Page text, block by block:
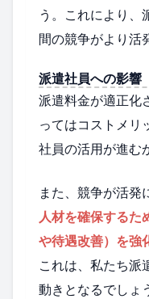
う。これにより、
間の競争がより活
派遣社員への影響
派遣料金が適正化
ってはコストメリ
社員の活用が進む
また、競争が活発
人材を確保するた
や待遇改善）を強
これは、私たち派
動きとなるでしょ